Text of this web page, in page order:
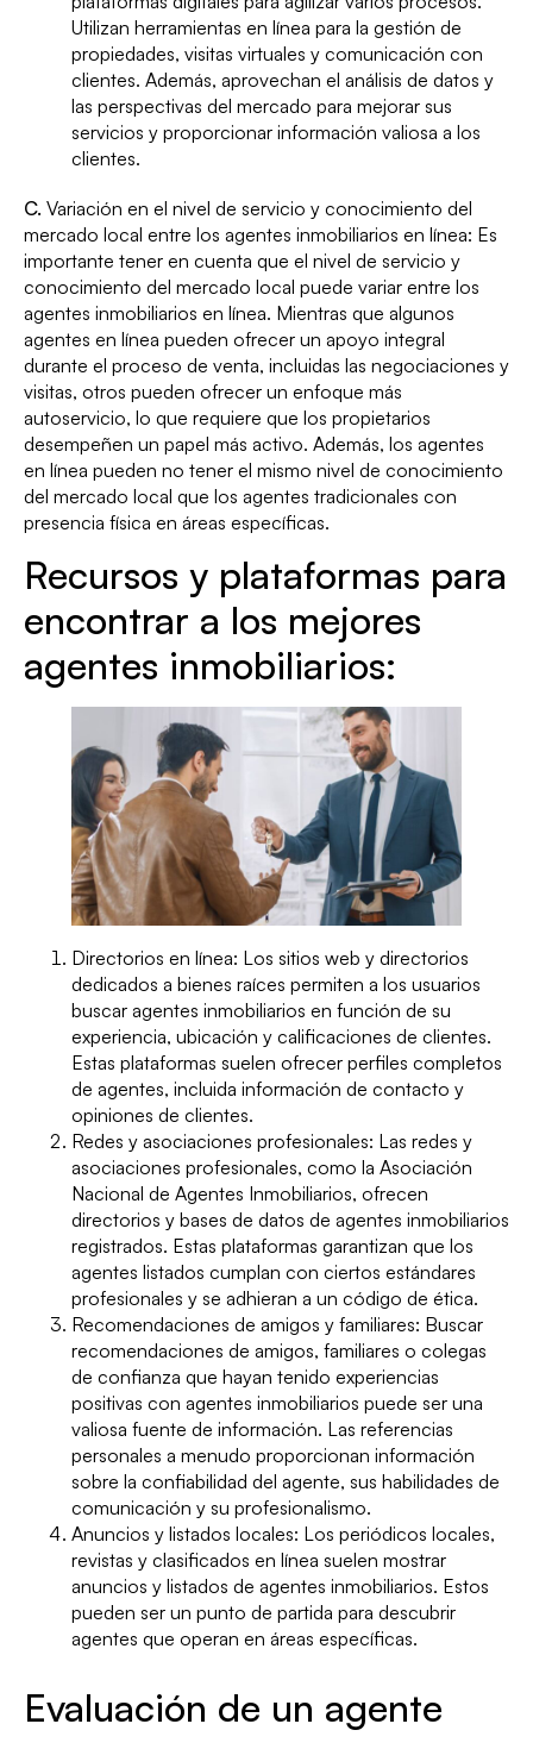
Utilizan herramientas en línea para la gestión de
propiedades, visitas virtuales y comunicación con
clientes. Además, aprovechan el análisis de datos y
las perspectivas del mercado para mejorar sus
servicios y proporcionar información valiosa a los
clientes.
C. Variación en el nivel de servicio y conocimiento del
mercado local entre los agentes inmobiliarios en línea: Es
importante tener en cuenta que el nivel de servicio y
conocimiento del mercado local puede variar entre los
agentes inmobiliarios en línea. Mientras que algunos
agentes en línea pueden ofrecer un apoyo integral
durante el proceso de venta, incluidas las negociaciones y
visitas, otros pueden ofrecer un enfoque más
autoservicio, lo que requiere que los propietarios
desempeñen un papel más activo. Además, los agentes
en línea pueden no tener el mismo nivel de conocimiento
del mercado local que los agentes tradicionales con
presencia física en áreas específicas.
Recursos y plataformas para
encontrar a los mejores
agentes inmobiliarios:
Directorios en línea: Los sitios web y directorios
dedicados a bienes raíces permiten a los usuarios
buscar agentes inmobiliarios en función de su
experiencia, ubicación y calificaciones de clientes.
Estas plataformas suelen ofrecer perfiles completos
de agentes, incluida información de contacto y
opiniones de clientes.
Redes y asociaciones profesionales: Las redes y
asociaciones profesionales, como la Asociación
Nacional de Agentes Inmobiliarios, ofrecen
directorios y bases de datos de agentes inmobiliarios
registrados. Estas plataformas garantizan que los
agentes listados cumplan con ciertos estándares
profesionales y se adhieran a un código de ética.
Recomendaciones de amigos y familiares: Buscar
recomendaciones de amigos, familiares o colegas
de confianza que hayan tenido experiencias
positivas con agentes inmobiliarios puede ser una
valiosa fuente de información. Las referencias
personales a menudo proporcionan información
sobre la confiabilidad del agente, sus habilidades de
comunicación y su profesionalismo.
Anuncios y listados locales: Los periódicos locales,
revistas y clasificados en línea suelen mostrar
anuncios y listados de agentes inmobiliarios. Estos
pueden ser un punto de partida para descubrir
agentes que operan en áreas específicas.
Evaluación de un agente